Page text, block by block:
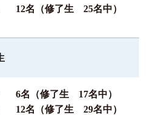
12名（修了生 25名中）
6名（修了生 17名中）
12名（修了生 29名中）